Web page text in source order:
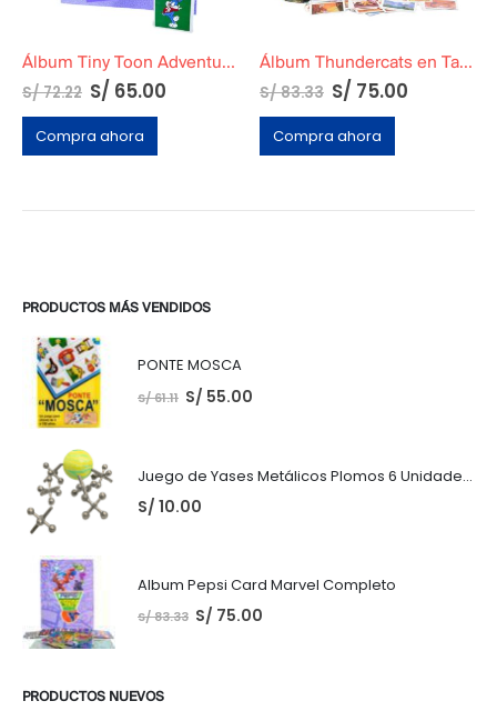
Álbum Tiny Toon Adventures
S/72.22 S/ 65.00
Compra ahora
Álbum Thundercats en Tapa Dura
S/83.33 S/ 75.00
Compra ahora
PRODUCTOS MÁS VENDIDOS
PONTE MOSCA
S/61.11 S/ 55.00
Juego de Yases Metálicos Plomos 6 Unidades + Pelota de Goma (En Bolsita Lista para Regalar)
S/ 10.00
Album Pepsi Card Marvel Completo
S/83.33 S/ 75.00
PRODUCTOS NUEVOS